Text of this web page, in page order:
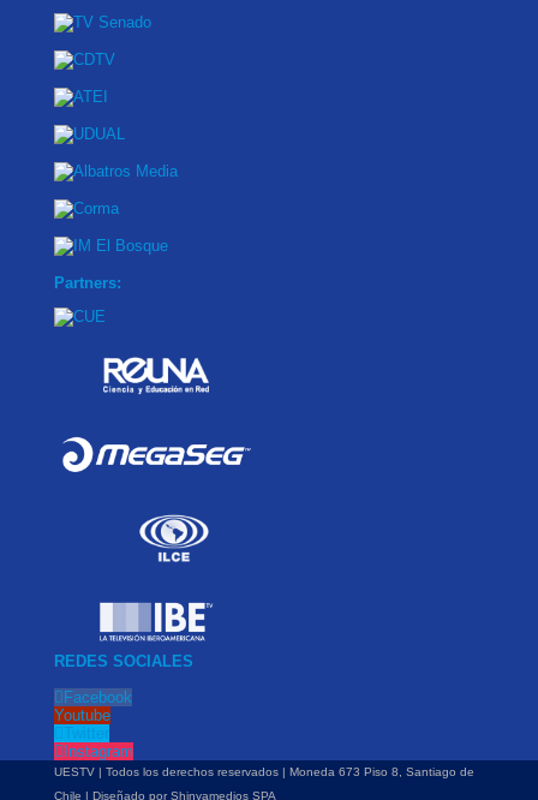
Partners:
REDES SOCIALES
Facebook
Youtube
Twitter
Instagram
UESTV | Todos los derechos reservados | Moneda 673 Piso 8, Santiago de
Chile | Diseñado porShinyamedios SPA